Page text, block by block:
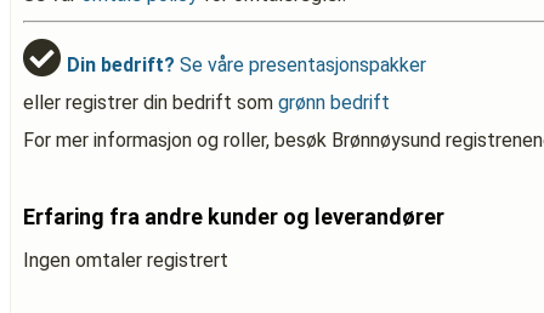
Din bedrift? Se våre presentasjonspakker
eller registrer din bedrift som grønn bedrift
For mer informasjon og roller, besøk Brønnøysund
Erfaring fra andre kunder og leverandører
Ingen omtaler registrert